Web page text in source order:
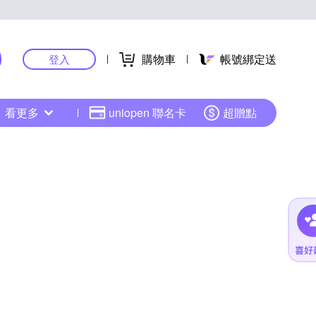
登入 購物車 帳號綁定送
看更多 uniopen 聯名卡 超贈點